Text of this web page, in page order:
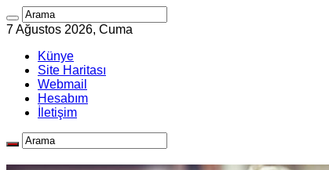
7 Ağustos 2026, Cuma
Künye
Site Haritası
Webmail
Hesabım
İletişim